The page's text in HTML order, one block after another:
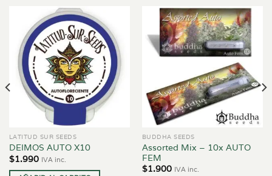
LATITUD SUR SEEDS
DEIMOS AUTO X10
$1.990 IVA inc.
BUDDHA SEEDS
Assorted Mix – 10x AUTO
FEM
$1.900 IVA inc.